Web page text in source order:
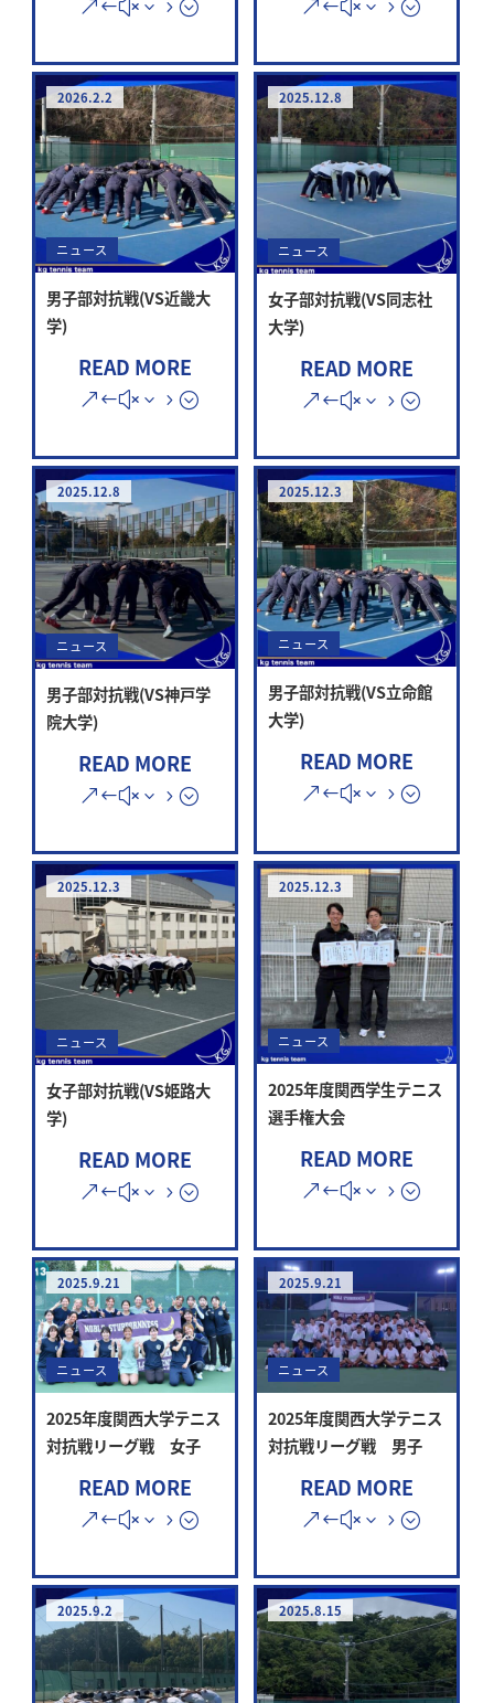
2026.2.2
ニュース
男子部対抗戦(VS近畿大
学)
READ MORE
2025.12.8
ニュース
女子部対抗戦(VS同志社
大学)
READ MORE
2025.12.8
ニュース
男子部対抗戦(VS神戸学
院大学)
READ MORE
2025.12.3
ニュース
男子部対抗戦(VS立命館
大学)
READ MORE
2025.12.3
ニュース
女子部対抗戦(VS姫路大
学)
READ MORE
2025.12.3
ニュース
2025年度関西学生テニス
選手権大会
READ MORE
2025.9.21
ニュース
2025年度関西大学テニス
対抗戦リーグ戦 女子
READ MORE
2025.9.21
ニュース
2025年度関西大学テニス
対抗戦リーグ戦 男子
READ MORE
2025.9.2 2025.8.15